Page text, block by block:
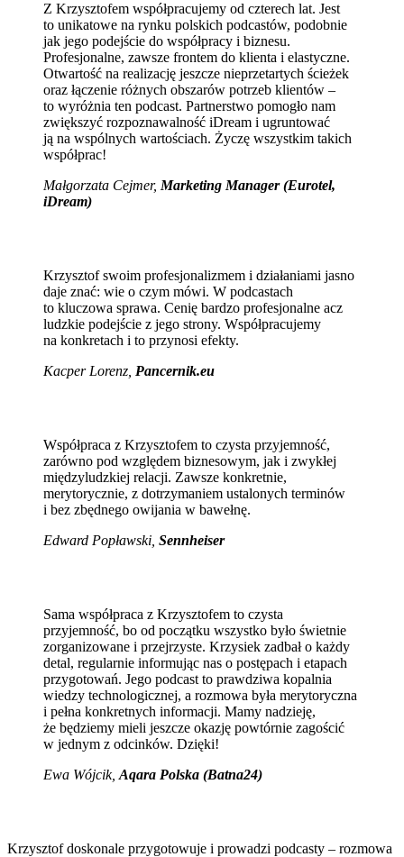
Z Krzysztofem współpracujemy od czterech lat. Jest
to unikatowe na rynku polskich podcastów, podobnie
jak jego podejście do współpracy i biznesu.
Profesjonalne, zawsze frontem do klienta i elastyczne.
Otwartość na realizację jeszcze nieprzetartych ścieżek
oraz łączenie różnych obszarów potrzeb klientów –
to wyróżnia ten podcast. Partnerstwo pomogło nam
zwiększyć rozpoznawalność iDream i ugruntować
ją na wspólnych wartościach. Życzę wszystkim takich
współprac!
Małgorzata Cejmer, Marketing Manager (Eurotel,
iDream)
Krzysztof swoim profesjonalizmem i działaniami jasno
daje znać: wie o czym mówi. W podcastach
to kluczowa sprawa. Cenię bardzo profesjonalne acz
ludzkie podejście z jego strony. Współpracujemy
na konkretach i to przynosi efekty.
Kacper Lorenz, Pancernik.eu
Współpraca z Krzysztofem to czysta przyjemność,
zarówno pod względem biznesowym, jak i zwykłej
międzyludzkiej relacji. Zawsze konkretnie,
merytorycznie, z dotrzymaniem ustalonych terminów
i bez zbędnego owijania w bawełnę.
Edward Popławski, Sennheiser
Sama współpraca z Krzysztofem to czysta
przyjemność, bo od początku wszystko było świetnie
zorganizowane i przejrzyste. Krzysiek zadbał o każdy
detal, regularnie informując nas o postępach i etapach
przygotowań. Jego podcast to prawdziwa kopalnia
wiedzy technologicznej, a rozmowa była merytoryczna
i pełna konkretnych informacji. Mamy nadzieję,
że będziemy mieli jeszcze okazję powtórnie zagościć
w jednym z odcinków. Dzięki!
Ewa Wójcik, Aqara Polska (Batna24)
Krzysztof doskonale przygotowuje i prowadzi podcasty – rozmowa